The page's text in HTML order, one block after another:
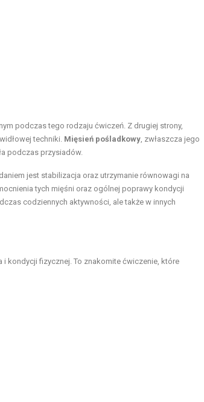
podczas tego rodzaju ćwiczeń. Z drugiej strony,
techniki. Mięsień pośladkowy, zwłaszcza jego
podczas przysiadów.
jest stabilizacja oraz utrzymanie równowagi na
tych mięśni oraz ogólnej poprawy kondycji
codziennych aktywności, ale także w innych
kondycji fizycznej. To znakomite ćwiczenie, które